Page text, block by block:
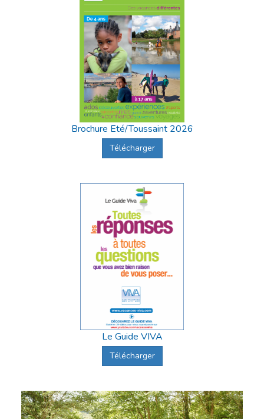
Brochure Eté/Toussaint 2026
Télécharger
Le Guide VIVA
Télécharger